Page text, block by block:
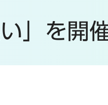
」を開